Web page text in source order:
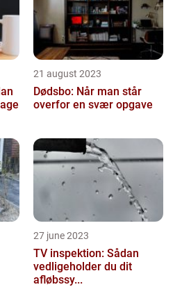
21 august 2023
Dødsbo: Når man står
overfor en svær opgave
27 june 2023
TV inspektion: Sådan
vedligeholder du dit
afløbssy...